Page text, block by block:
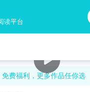
读平台
· 988.2M · 544.6万贡献值
免费福利，更多作品任你选